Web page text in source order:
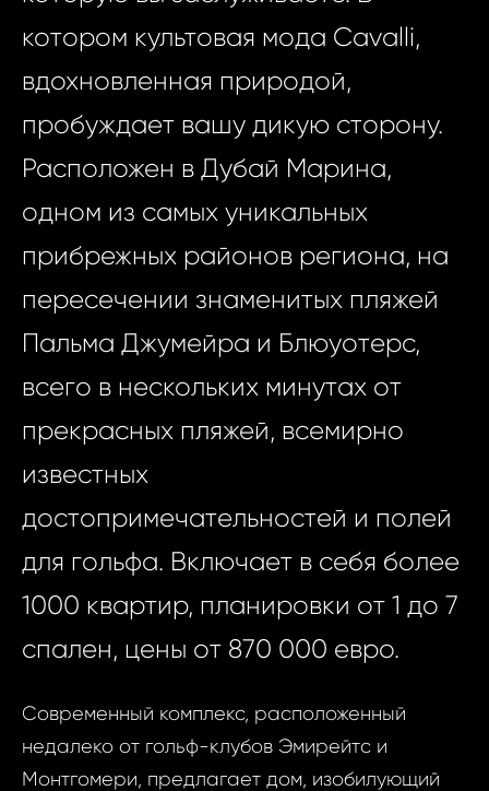
котором культовая мода Cavalli,
вдохновленная природой,
пробуждает вашу дикую сторону.
Расположен в Дубай Марина,
одном из самых уникальных
прибрежных районов региона, на
пересечении знаменитых пляжей
Пальма Джумейра и Блюуотерс,
всего в нескольких минутах от
прекрасных пляжей, всемирно
известных
достопримечательностей и полей
для гольфа. Включает в себя более
1000 квартир, планировки от 1 до 7
спален, цены от 870 000 евро.
Современный комплекс, расположенный
недалеко от гольф-клубов Эмирейтс и
Монтгомери, предлагает дом, изобилующий